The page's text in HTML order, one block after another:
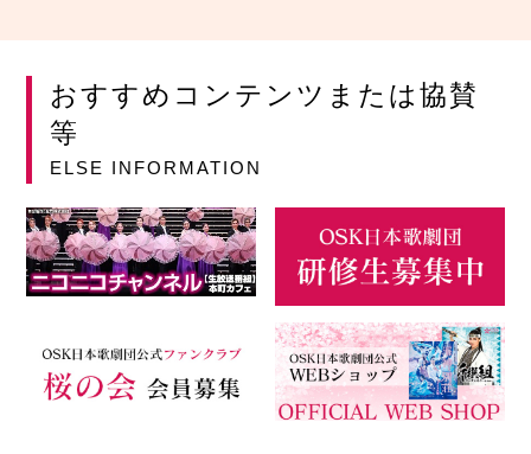
おすすめコンテンツまたは協賛
等
ELSE INFORMATION